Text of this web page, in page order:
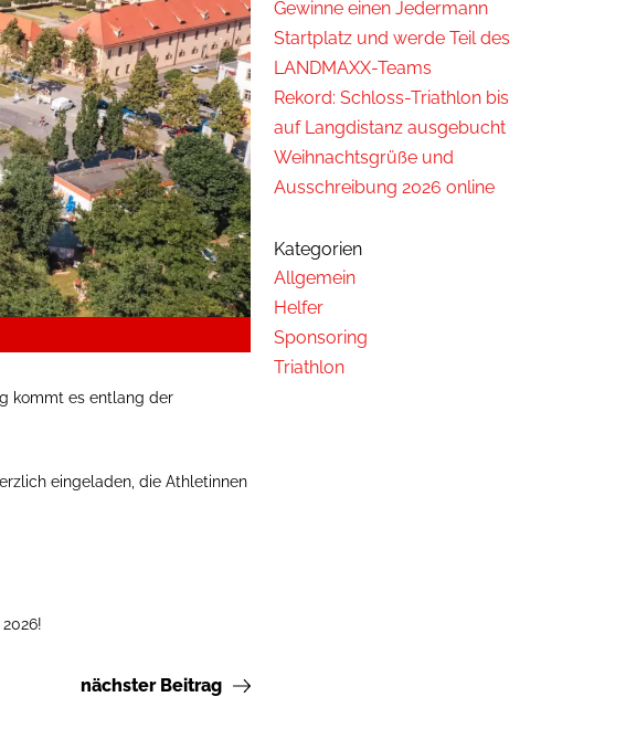
kommt es entlang der
eingeladen, die Athletinnen
nächster Beitrag
Gewinne einen Jedermann
Startplatz und werde Teil des
LANDMAXX-Teams
Rekord: Schloss-Triathlon bis
auf Langdistanz ausgebucht
Weihnachtsgrüße und
Ausschreibung 2026 online
Kategorien
Allgemein
Helfer
Sponsoring
Triathlon